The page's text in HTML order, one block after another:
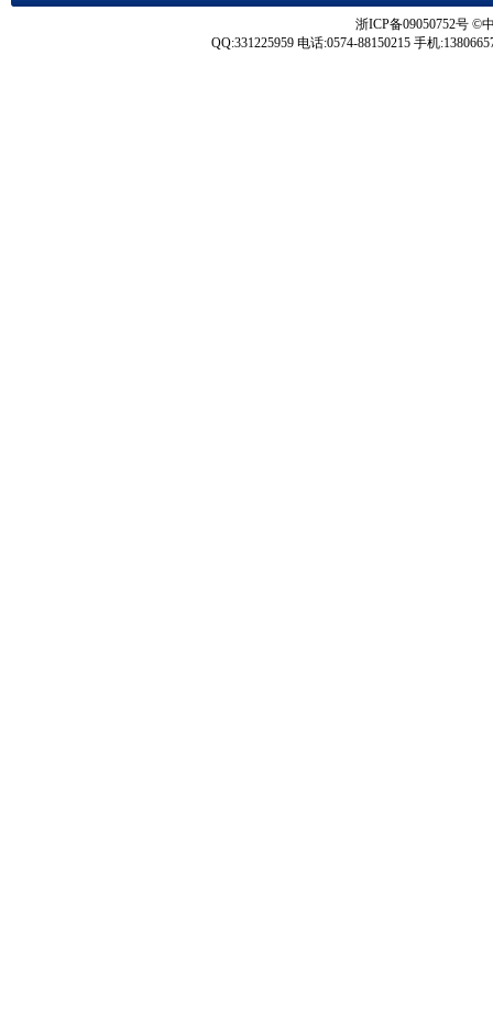
浙ICP备09050752号 ©
QQ:331225959 电话:0574-88150215 手机